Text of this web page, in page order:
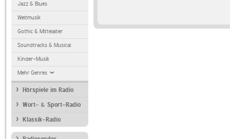
Jazz & Blues
Weltmusik
Gothic & Mittelalter
Soundtracks & Musical
Kinder-Musik
Mehr Genres
Hörspiele im Radio
Wort- & Sport-Radio
Klassik-Radio